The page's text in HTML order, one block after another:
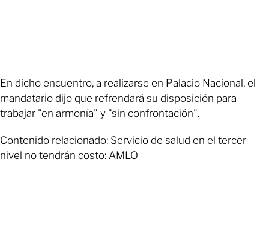
En dicho encuentro, a realizarse en Palacio Nacional, el
mandatario dijo que refrendará su disposición para
trabajar "en armonía" y "sin confrontación".
Contenido relacionado: Servicio de salud en el tercer
nivel no tendrán costo: AMLO